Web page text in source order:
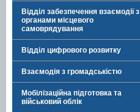
Відділ забезпечення взаємодії з
органами місцевого
самоврядування
Відділ цифрового розвитку
Взаємодія з громадськістю
Мобілізаційна підготовка та
військовий облік